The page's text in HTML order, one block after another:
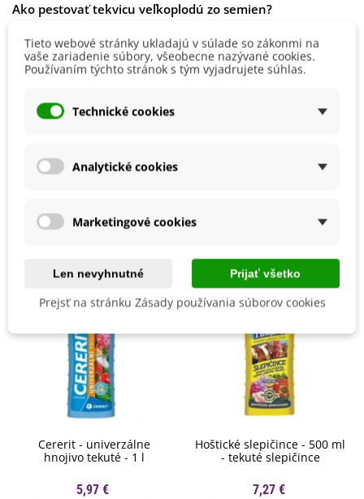
Ako pestovať tekvicu veľkoplodú zo semien?
Semená nesmieme vysievať von pred 15. májom. Jedine
skleníkoch či fóliovníkoch. Vždy vysievame 3 až 4 semená
pohromade, 2 cm hlboko do zeme.
humózna pôda a dobrá zálievka
Čítaj viac
Detaily produktu
Cererit - univerzálne
hnojivo tekuté - 1 l
5,97 €
Hoštické slepičince - 500 ml
- tekuté slepičince
7,27 €
Tieto webové stránky ukladajú v súlade so zákonmi na
vaše zariadenie súbory, všeobecne nazývané cookies.
Používaním týchto stránok s tým vyjadrujete súhlas.
Technické cookies
Analytické cookies
Marketingové cookies
Len nevyhnutné Prijať všetko
Prejsť na stránku Zásady používania súborov cookies